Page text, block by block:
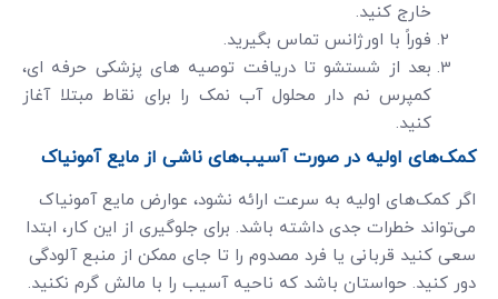
خارج کنید.
فوراً با اورژانس تماس بگیرید.
بعد از شستشو تا دریافت توصیه های پزشکی حرفه ای،
کمپرس نم دار محلول آب نمک را برای نقاط مبتلا آغاز
کنید.
کمک‌های اولیه در صورت آسیب‌های ناشی از مایع آمونیاک
اگر کمک‌های اولیه به سرعت ارائه نشود، عوارض مایع آمونیاک
می‌تواند خطرات جدی داشته باشد. برای جلوگیری از این کار، ابتدا
سعی کنید قربانی یا فرد مصدوم را تا جای ممکن از منبع آلودگی
دور کنید. حواستان باشد که ناحیه آسیب را با مالش گرم نکنید.